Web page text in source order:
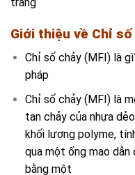
Giới thiệu về Chỉ
Chỉ số chảy (MFI) là
pháp
Chỉ số chảy (MFI) là
tan chảy của nhựa
khối lượng polyme,
qua một ống mao
bằng một